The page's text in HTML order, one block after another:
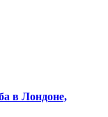
в Лондоне,